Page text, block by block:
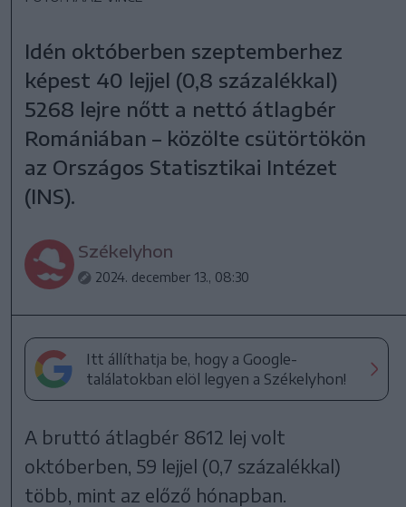
Idén októberben szeptemberhez
képest 40 lejjel (0,8 százalékkal)
5268 lejre nőtt a nettó átlagbér
Romániában – közölte csütörtökön
az Országos Statisztikai Intézet
(INS).
Székelyhon
2024. december 13., 08:30
Itt állíthatja be, hogy a Google-
találatokban elöl legyen a Székelyhon!
A bruttó átlagbér 8612 lej volt
októberben, 59 lejjel (0,7 százalékkal)
több, mint az előző hónapban.